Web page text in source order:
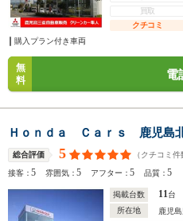
買取
クチコミ
購入プラン付き車両
無
料
電
Ｈｏｎｄａ Ｃａｒｓ 鹿児島北
総合評価 5 （クチコミ件
接客：5 雰囲気：5 アフター：5 品質：5
掲載台数 11台
所在地
鹿児